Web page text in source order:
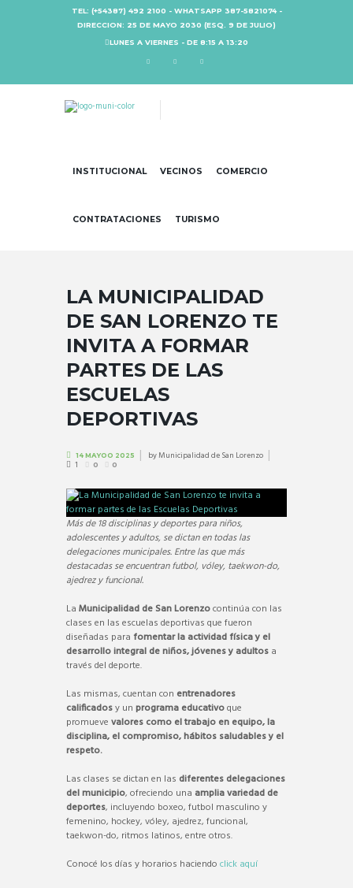
TEL: (+54387) 492 2100 - WHATSAPP 387-5821074 -
DIRECCION: 25 DE MAYO 2030 (ESQ. 9 DE JULIO)
LUNES A VIERNES - DE 8:15 A 13:20
INSTITUCIONAL VECINOS COMERCIO
CONTRATACIONES TURISMO
LA MUNICIPALIDAD
DE SAN LORENZO TE
INVITA A FORMAR
PARTES DE LAS
ESCUELAS
DEPORTIVAS
14 MAYOO 2025 byMunicipalidad de San Lorenzo
1 0 0
Más de 18 disciplinas y deportes para niños,
adolescentes y adultos, se dictan en todas las
delegaciones municipales. Entre las que más
destacadas se encuentran futbol, vóley, taekwon-do,
ajedrez y funcional.
La Municipalidad de San Lorenzocontinúa con las
clases en las escuelas deportivas que fueron
diseñadas para fomentar la actividad física y el
desarrollo integral de niños, jóvenes y adultos a
través del deporte.
Las mismas, cuentan con entrenadores
calificadosy un programa educativoque
promueve valores como el trabajo en equipo, la
disciplina, el compromiso, hábitos saludables y el
respeto.
Las clases se dictan en las diferentes delegaciones
del municipio, ofreciendo una amplia variedad de
deportes, incluyendo boxeo, futbol masculino y
femenino, hockey, vóley, ajedrez, funcional,
taekwon-do, ritmos latinos, entre otros.
Conocé los días y horarios haciendo click aquí